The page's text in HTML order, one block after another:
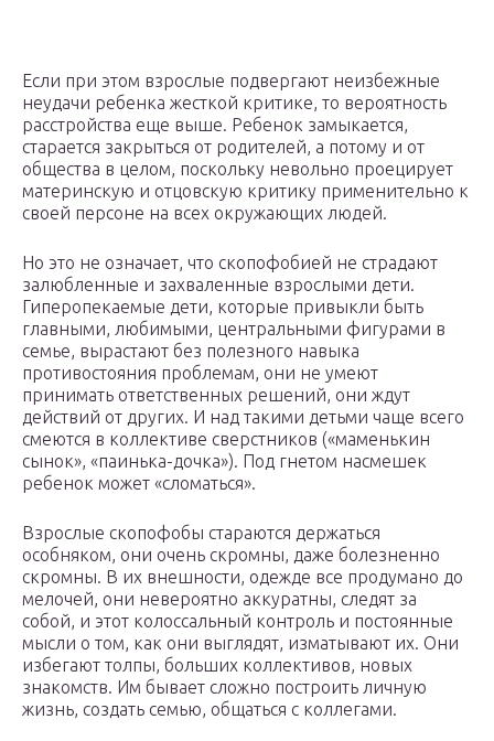
Если при этом взрослые подвергают неизбежные
неудачи ребенка жесткой критике, то вероятность
расстройства еще выше. Ребенок замыкается,
старается закрыться от родителей, а потому и от
общества в целом, поскольку невольно проецирует
материнскую и отцовскую критику применительно к
своей персоне на всех окружающих людей.
Но это не означает, что скопофобией не страдают
залюбленные и захваленные взрослыми дети.
Гиперопекаемые дети, которые привыкли быть
главными, любимыми, центральными фигурами в
семье, вырастают без полезного навыка
противостояния проблемам, они не умеют
принимать ответственных решений, они ждут
действий от других. И над такими детьми чаще всего
смеются в коллективе сверстников («маменькин
сынок», «паинька-дочка»). Под гнетом насмешек
ребенок может «сломаться».
Взрослые скопофобы стараются держаться
особняком, они очень скромны, даже болезненно
скромны. В их внешности, одежде все продумано до
мелочей, они невероятно аккуратны, следят за
собой, и этот колоссальный контроль и постоянные
мысли о том, как они выглядят, изматывают их. Они
избегают толпы, больших коллективов, новых
знакомств. Им бывает сложно построить личную
жизнь, создать семью, общаться с коллегами.